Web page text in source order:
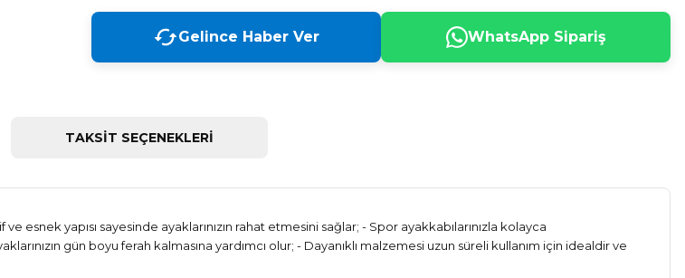
Gelince Haber Ver WhatsApp Sipariş
TAKSİT SEÇENEKLERİ
esnek yapısı sayesinde ayaklarınızın rahat etmesini sağlar; - Spor ayakkabılarınızla kolayca
gün boyu ferah kalmasına yardımcı olur; - Dayanıklı malzemesi uzun süreli kullanım için idealdir ve